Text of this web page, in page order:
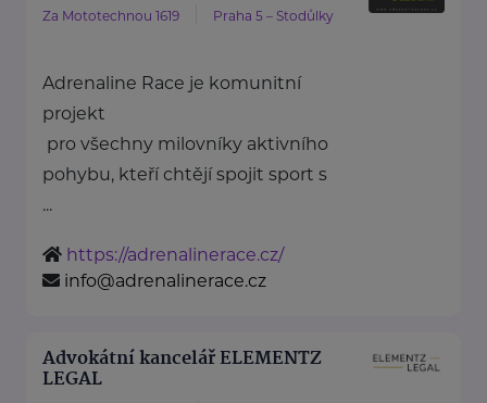
Za Mototechnou 1619 Praha 5 – Stodůlky
Adrenaline Race je komunitní
projekt
pro všechny milovníky aktivního
pohybu, kteří chtějí spojit sport s
...
https://adrenalinerace.cz/
info@adrenalinerace.cz
Advokátní kancelář ELEMENTZ
LEGAL